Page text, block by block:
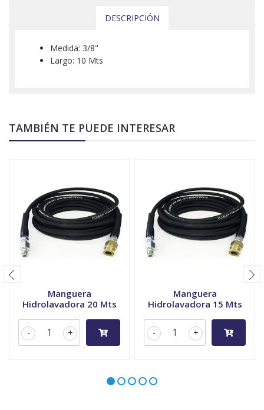
DESCRIPCIÓN
Medida: 3/8"
Largo: 10 Mts
TAMBIÉN TE PUEDE INTERESAR
Manguera
Hidrolavadora 20 Mts
+
-
Manguera
Hidrolavadora 15 Mts
+
-